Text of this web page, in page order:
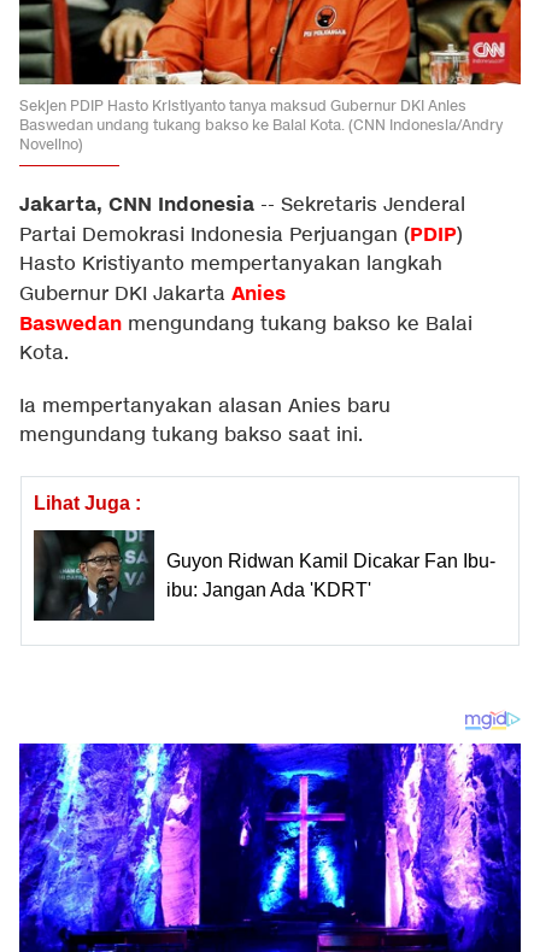
Sekjen PDIP Hasto Kristiyanto tanya maksud Gubernur DKI Anies
Baswedan undang tukang bakso ke Balai Kota. (CNN Indonesia/Andry
Novelino)
Jakarta, CNN Indonesia -- Sekretaris Jenderal
Partai Demokrasi Indonesia Perjuangan (PDIP)
Hasto Kristiyanto mempertanyakan langkah
Gubernur DKI Jakarta Anies
Baswedan mengundang tukang bakso ke Balai
Kota.
Ia mempertanyakan alasan Anies baru
mengundang tukang bakso saat ini.
Lihat Juga :
Guyon Ridwan Kamil Dicakar Fan Ibu-
ibu: Jangan Ada 'KDRT'